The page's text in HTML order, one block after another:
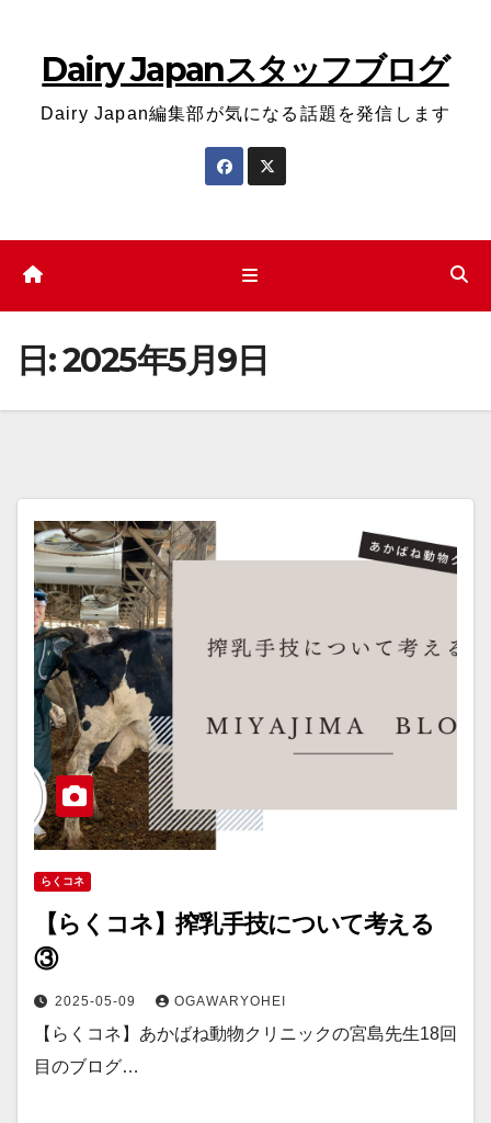
キ
プ
Dairy Japanスタッフブログ
Dairy Japan編集部が気になる話題を発信します
日:2025年5月9日
らくコネ
【らくコネ】搾乳手技について考える
③
2025-05-09 OGAWARYOHEI
【らくコネ】あかばね動物クリニックの宮島先生18回
目のブログ…